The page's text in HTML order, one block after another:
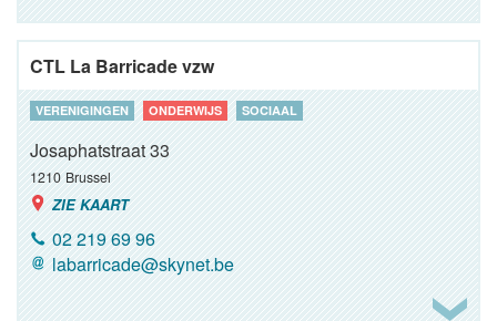
CTL La Barricade vzw
VERENIGINGEN ONDERWIJS SOCIAAL
Josaphatstraat 33
1210 Brussel
ZIE KAART
02 219 69 96
labarricade@skynet.be